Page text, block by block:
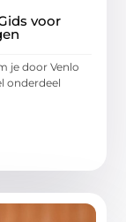
voor
je door Venlo
onderdeel